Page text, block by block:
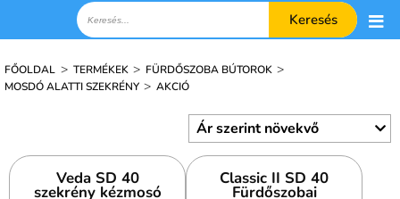
Keresés
FŐOLDAL > TERMÉKEK > FÜRDŐSZOBA BÚTOROK >
MOSDÓ ALATTI SZEKRÉNY > AKCIÓ
Veda SD 40
szekrény kézmosó
Classic II SD 40
Fürdőszobai